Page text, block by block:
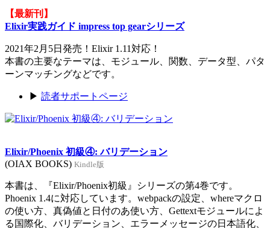
【最新刊】
Elixir実践ガイド impress top gearシリーズ
2021年2月5日発売！Elixir 1.11対応！
本書の主要なテーマは、モジュール、関数、データ型、パタ
ーンマッチングなどです。
▶ 読者サポートページ
Elixir/Phoenix 初級④: バリデーション
(OIAX BOOKS) Kindle版
本書は、『Elixir/Phoenix初級』シリーズの第4巻です。
Phoenix 1.4に対応しています。webpackの設定、whereマクロ
の使い方、真偽値と日付のあ使い方、Gettextモジュールによ
る国際化、バリデーション、エラーメッセージの日本語化、